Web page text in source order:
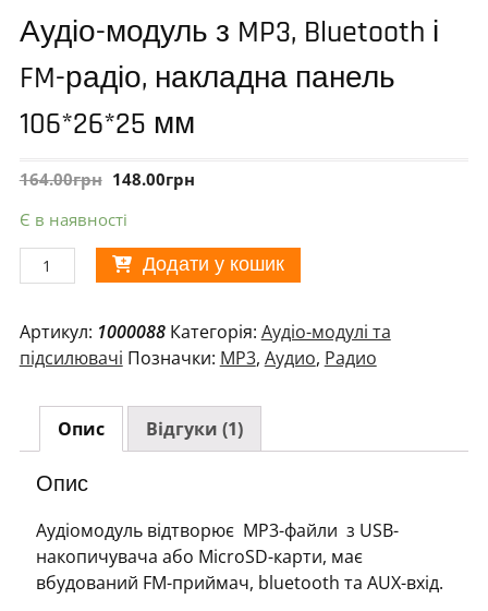
Аудіо-модуль з MP3, Bluetooth і
FM-радіо, накладна панель
106*26*25 мм
164.00грн 148.00грн
Є в наявності
Аудіо-
модуль
MP3,
Bluetooth
радіо,
панель
106*26*25
мм
кількість
Додати у кошик
Артикул: 1000088 Категорія: Аудіо-модулі та
підсилювачі Позначки: MP3, Аудио, Радио
Опис Відгуки (1)
Опис
Аудіомодуль відтворює MP3-файли з USB-
накопичувача або MicroSD-карти, має
вбудований FM-приймач, bluetooth та AUX-вхід.